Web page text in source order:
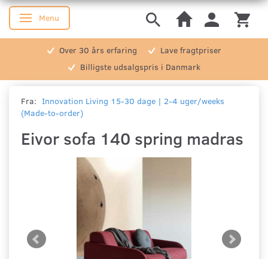
Skifte navigation
Menu
Over 30 års erfaring
Lave fragtpriser
Billigste udsalgspris i Danmark
Fra: Innovation Living 15-30 dage | 2-4 uger/weeks
(Made-to-order)
Eivor sofa 140 spring madras